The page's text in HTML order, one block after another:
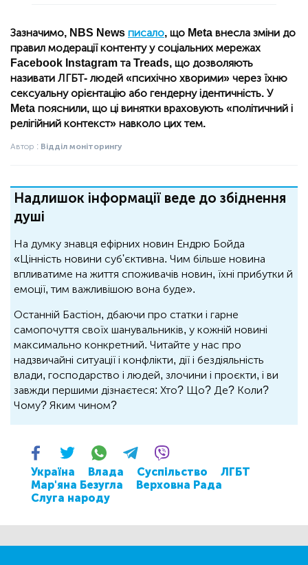
Зазначимо, NBS News писало, що Meta внесла зміни до
правил модерації контенту у соціальних мережах
Facebook Instagram та Treads, що дозволяють
називати ЛГБТ- людей «психічно хворими» через їхню
сексуальну орієнтацію або гендерну ідентичність. У
Meta пояснили, що ці винятки враховують «політичний і
релігійний контекст» навколо цих тем.
Автор : Відділ моніторингу
Надлишок інформації веде до збіднення
душі
На думку знавця ефірних новин Ендрю Бойда
«Цінність новини суб'єктивна. Чим більше новина
впливатиме на життя споживачів новин, їхні прибутки й
емоції, тим важливішою вона буде».
Останній Бастіон, дбаючи про статки і гарне
самопочуття своїх шанувальників, у кожній новині
максимально конкретний. Читайте у нас про
надзвичайні ситуації і конфлікти, дії і бездіяльність
влади, господарство і людей, злочини і проєкти, і ви
завжди першими дізнаєтеся: Хто? Що? Де? Коли?
Чому? Яким чином?
Україна Влада Суспільство
ЛГБТ
Мар'яна Безугла
Верховна Рада
Слуга народу